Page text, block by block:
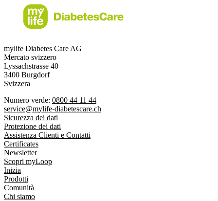
mylife Diabetes Care AG
Mercato svizzero
Lyssachstrasse 40
3400 Burgdorf
Svizzera
Numero verde: 0800 44 11 44
service@mylife-diabetescare.ch
Sicurezza dei dati
Protezione dei dati
Assistenza Clienti e Contatti
Certificates
Newsletter
Scopri myLoop
Inizia
Prodotti
Comunità
Chi siamo